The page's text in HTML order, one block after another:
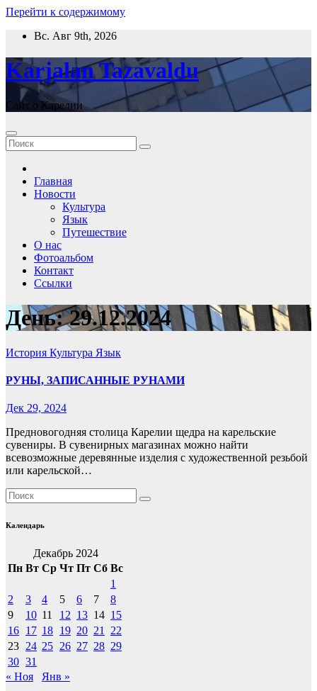
Перейти к содержимому
Вс. Авг 9th, 2026
Karjalan Tazavaldu
Сайт о Карелии
Главная
Новости
Культура
Язык
Путешествие
О нас
Фотоальбом
Контакт
Ссылки
День:29.12.2024
История Культура Язык
РУНЫ, ЗАПИСАННЫЕ РУНАМИ
Дек 29, 2024
Предновогодняя столица Карелии щедра на карельские
сувениры. В сувенирных магазинах можно найти
всевозможные деревянные изделия с художественной резьбой
или карельской…
Календарь
Декабрь 2024
Пн Вт Ср Чт Пт Сб Вс
1
2
3 4 5 6 7
8
9
10 11 12 13 14 15
16 17 18 19 20 21
22
23 24 25 26 27 28 29
30 31
« Ноя
Янв »